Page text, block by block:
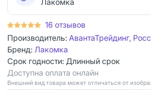
16 отзывов
Производитель: АвантаТрейдинг,
Бренд: Лакомка
Срок годности: Длинный срок
Доступна оплата онлайн
Bнешний вид товара может отличаться от